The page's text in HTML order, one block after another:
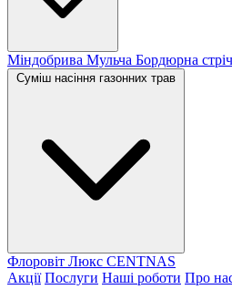
Міндобрива Мульча Бордюрна
Суміш насіння газонних трав
Флоровіт Люкс СENTNAS
Акції Послуги Наші роботи Про